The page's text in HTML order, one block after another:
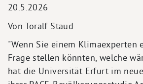
20.5.2026
Von Toralf Staud
"Wenn Sie einem Klimaexperten
Frage stellen könnten, welche
hat die Universität Erfurt im